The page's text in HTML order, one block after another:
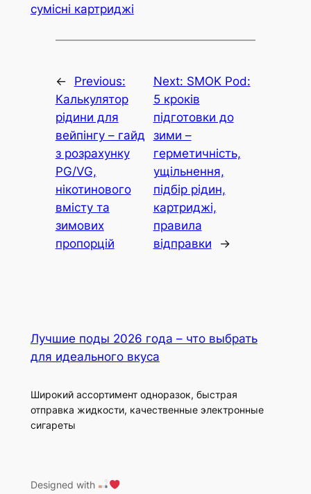
сумісні картриджі
←
Previous:
Калькулятор
рідини для
вейпінгу – гайд
з розрахунку
PG/VG,
нікотинового
вмісту та
зимових
пропорцій
Next: SMOK Pod:
5 кроків
підготовки до
зими –
герметичність,
ущільнення,
підбір рідин,
картриджі,
правила
відправки
→
Лучшие поды 2026 года – что выбрать
для идеального вкуса
Широкий ассортимент одноразок, быстрая
отправка жидкости, качественные электронные
сигареты
Designed with